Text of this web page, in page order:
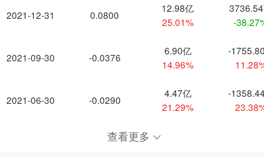
2021-12-31
2021-09-30
2021-06-30
0.0800
12.98亿
25.01%
-
-0.0376
6.90亿
14.96%
-
-0.0290
4.47亿
21.29%
-
查看更多